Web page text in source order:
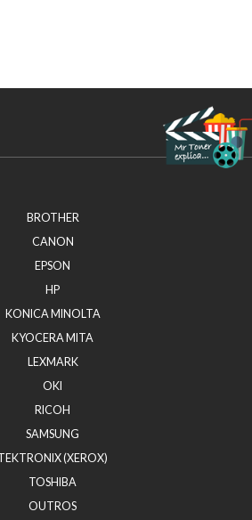
BROTHER
CANON
EPSON
HP
KONICA MINOLTA
KYOCERA MITA
LEXMARK
OKI
RICOH
SAMSUNG
(XEROX)
TOSHIBA
OUTROS